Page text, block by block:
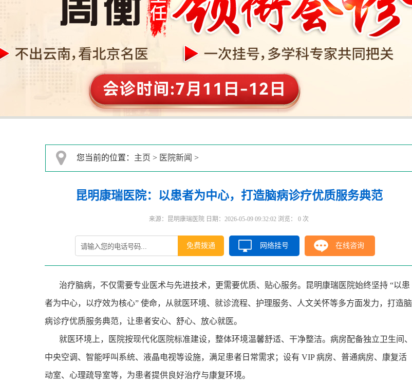
您当前的位置： 主页 > 医院新闻 >
昆明康瑞医院：以患者为中心，打造脑病诊疗优质服务典范
来源：昆明康瑞医院 日期：2026-05-09 09:32:02 浏览： 0 次
免费拨通 网络挂号 在线咨询
治疗脑病，不仅需要专业医术与先进技术，更需要优质、贴心服务。昆明康瑞医院始终坚持 “以患
者为中心，以疗效为核心” 使命，从就医环境、就诊流程、护理服务、人文关怀等多方面发力，打造脑
病诊疗优质服务典范，让患者安心、舒心、放心就医。
就医环境上，医院按现代化医院标准建设，整体环境温馨舒适、干净整洁。病房配备独立卫生间、
中央空调、智能呼叫系统、液晶电视等设施，满足患者日常需求；设有 VIP病房、普通病房、康复活
动室、心理疏导室等，为患者提供良好治疗与康复环境。